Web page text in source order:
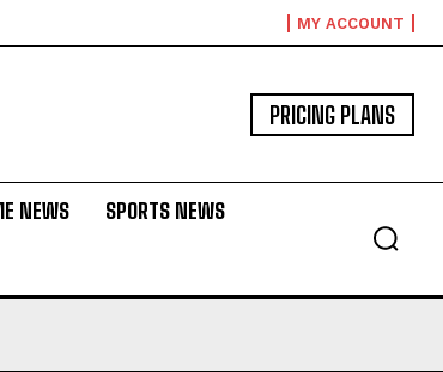
MY ACCOUNT
PRICING PLANS
NEWS SPORTS NEWS